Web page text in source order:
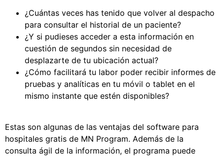
¿Cuántas veces has tenido que volver al despacho
para consultar el historial de un paciente?
¿Y si pudieses acceder a esta información en
cuestión de segundos sin necesidad de
desplazarte de tu ubicación actual?
¿Cómo facilitará tu labor poder recibir informes de
pruebas y analíticas en tu móvil o tablet en el
mismo instante que estén disponibles?
Estas son algunas de las ventajas del software para
hospitales gratis de MN Program. Además de la
consulta ágil de la información, el programa puede